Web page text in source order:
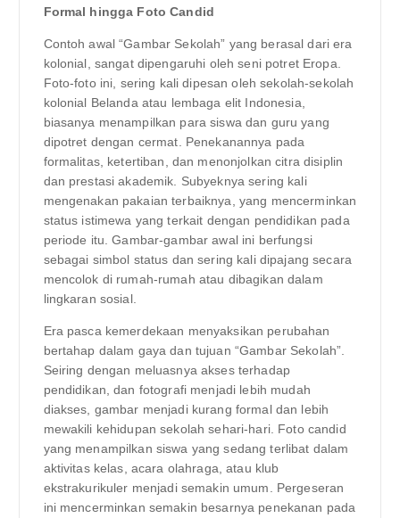
Formal hingga Foto Candid
Contoh awal “Gambar Sekolah” yang berasal dari era
kolonial, sangat dipengaruhi oleh seni potret Eropa.
Foto-foto ini, sering kali dipesan oleh sekolah-sekolah
kolonial Belanda atau lembaga elit Indonesia,
biasanya menampilkan para siswa dan guru yang
dipotret dengan cermat. Penekanannya pada
formalitas, ketertiban, dan menonjolkan citra disiplin
dan prestasi akademik. Subyeknya sering kali
mengenakan pakaian terbaiknya, yang mencerminkan
status istimewa yang terkait dengan pendidikan pada
periode itu. Gambar-gambar awal ini berfungsi
sebagai simbol status dan sering kali dipajang secara
mencolok di rumah-rumah atau dibagikan dalam
lingkaran sosial.
Era pasca kemerdekaan menyaksikan perubahan
bertahap dalam gaya dan tujuan “Gambar Sekolah”.
Seiring dengan meluasnya akses terhadap
pendidikan, dan fotografi menjadi lebih mudah
diakses, gambar menjadi kurang formal dan lebih
mewakili kehidupan sekolah sehari-hari. Foto candid
yang menampilkan siswa yang sedang terlibat dalam
aktivitas kelas, acara olahraga, atau klub
ekstrakurikuler menjadi semakin umum. Pergeseran
ini mencerminkan semakin besarnya penekanan pada